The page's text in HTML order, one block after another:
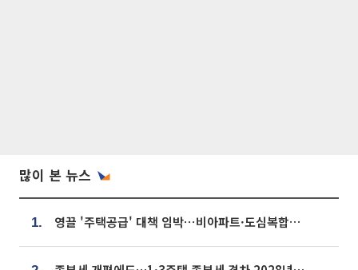
많이 본 뉴스
1. 영끌 '주택공급' 대책 임박⋯비아파트·도심복합까지 총동원